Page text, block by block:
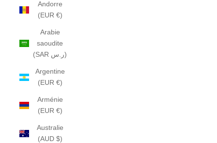
Andorre
(EUR €)
Arabie
saoudite
(SAR ر.س)
Argentine
(EUR €)
Arménie
(EUR €)
Australie
(AUD $)